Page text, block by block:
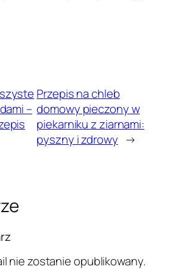
–
Przepis na chleb
domowy pieczony w
piekarniku z ziarnami:
pyszny i zdrowy →
nie zostanie opublikowany.